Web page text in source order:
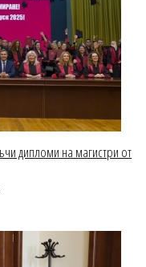
дипломи на магистри от